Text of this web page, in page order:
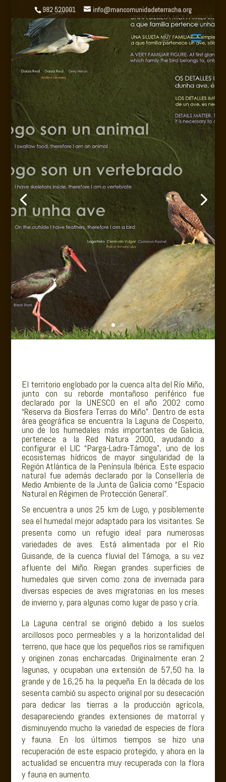
982 520001 info@mancomunidadeterracha.org
El territorio englobado por la cuenca alta del Río Miño,
junto con su reborde montañoso periférico fue
declarado por la UNESCO en el año 2002 como
“Reserva da Biosfera Terras do Miño”. Dentro de esta
área geográfica se encuentra la Laguna de Cospeito,
uno de los humedales más importantes de Galicia,
pertenece a la Red Natura 2000, ayudando a
configurar el LIC “Parga-Ladra-Támoga”, uno de los
ecosistemas hídricos de mayor singularidad de la
Región Atlántica de la Península Ibérica. Este espacio
natural fue además declarado por la Consellería de
Medio Ambiente de la Junta de Galicia como “Espacio
Natural en Régimen de Protección General”.
Se encuentra a unos 25 km de Lugo, y posiblemente
sea el humedal mejor adaptado para los visitantes. Se
presenta como un refugio ideal para numerosas
variedades de aves. Está alimentada por el Río
Guisande, de la cuenca fluvial del Támoga, a su vez
afluente del Miño. Riegan grandes superficies de
humedales que sirven como zona de invernada para
diversas especies de aves migratorias en los meses
de invierno y, para algunas como lugar de paso y cría.
La Laguna central se originó debido a los suelos
arcillosos poco permeables y a la horizontalidad del
terreno, que hace que los pequeños ríos se ramifiquen
y originen zonas encharcadas. Originalmente eran 2
lagunas, y ocupaban una extensión de 57,50 ha. la
grande y de 16,25 ha. la pequeña. En la década de los
sesenta cambió su aspecto original por su desecación
para dedicar las tierras a la producción agrícola,
desapareciendo grandes extensiones de matorral y
disminuyendo mucho la variedad de especies de flora
y fauna. En los últimos tiempos se hizo una
recuperación de este espacio protegido, y ahora en la
actualidad se encuentra muy recuperada con la flora
y fauna en aumento.